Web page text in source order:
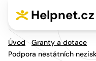
Helpnet.cz
Úvod
Granty a dotace
Podpora nestátních